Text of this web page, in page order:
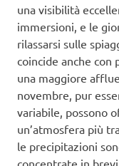
una visibilità
immersioni, e le
rilassarsi sulle
coincide anche
una maggiore
novembre, pur
variabile, possono
un’atmosfera più
le precipitazioni
concentrate in